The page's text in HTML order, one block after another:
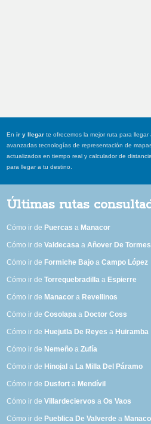
Enir y llegar te ofrecemos la mejor ruta para
avanzadas tecnologías de representación de
actualizados en tiempo real y calculador de
para llegar a tu destino.
Últimas rutas
Cómo ir de Puercas a Manacor
Cómo ir deValdecasa aAñover De Tormes
Cómo ir de Formiche Bajo aCampo López
Cómo ir deTorrequebradilla a Espierre
Cómo ir de Manacor a Revellinos
Cómo ir deCosolapa a Doctor Coss
Cómo ir de Huejutla De Reyes a Huiramba
Cómo ir de Nemeño aZufía
Cómo ir de Hinojal a La Milla Del Páramo
Cómo ir de Dusfort a Mendívil
Cómo ir deVillardeciervos aOs Vaos
Cómo ir de Pueblica De Valverde a